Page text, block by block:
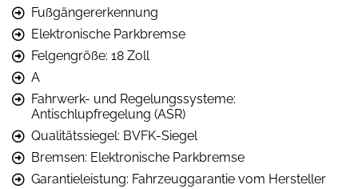
Fußgängererkennung
Elektronische Parkbremse
Felgengröße: 18 Zoll
A
Fahrwerk- und Regelungssysteme:
Antischlupfregelung (ASR)
Qualitätssiegel: BVFK-Siegel
Bremsen: Elektronische Parkbremse
Garantieleistung: Fahrzeuggarantie vom Hersteller